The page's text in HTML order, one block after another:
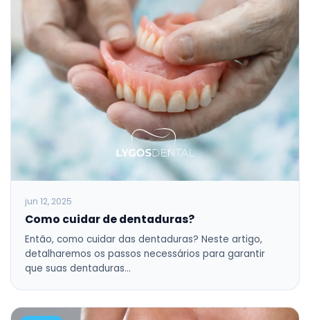
jun 12, 2025
Como cuidar de dentaduras?
Então, como cuidar das dentaduras? Neste artigo,
detalharemos os passos necessários para garantir
que suas dentaduras…